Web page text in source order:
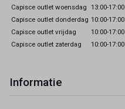
Capisce outlet woensdag 13:00-17:00
Capisce outlet donderdag 10:00-17:00
Capisce outlet vrijdag
10:00-17:00
Capisce outlet zaterdag
10:00-17:00
Informatie